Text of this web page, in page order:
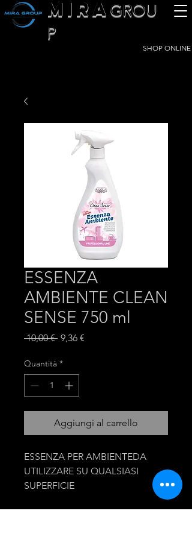
SHOP ONLINE
MIRA GROU
P
ESSENZA
AMBIENTE CLEAN
SENSE 750 ml
10,00 € Prezzo
9,36 €
Quantità *
Aggiungi al carrello
ESSENZA PER AMBIENTEDA
UTILIZZARE SU QUALSIASI
SUPERFICIE